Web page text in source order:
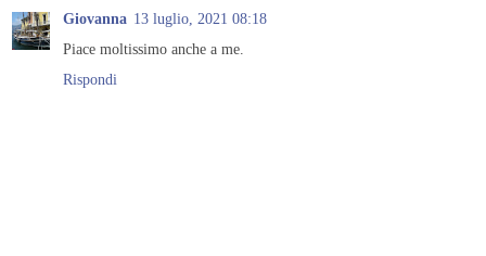
Giovanna 13 luglio, 2021 08:18
Piace moltissimo anche a me.
Rispondi